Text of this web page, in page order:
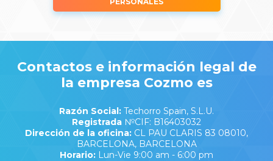
Contactos e información legal de
la empresa Cozmo es
Razón Social: Techorro Spain, S.L.U.
Registrada №CIF: B16403032
Dirección de la oficina: CL PAU CLARIS 83 08010,
BARCELONA, BARCELONA
Horario: Lun-Vie 9:00 am - 6:00 pm